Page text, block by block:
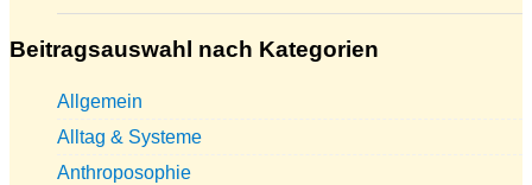
Beitragsauswahl nach Kategorien
Allgemein
Alltag & Systeme
Anthroposophie